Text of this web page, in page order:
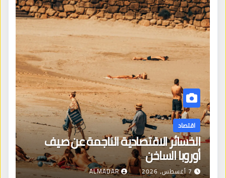
اقتصاد
الخسائر الاقتصادية الناجمة عن صيف
أوروبا الساخن
7 أغسطس، 2026 ALMADAR